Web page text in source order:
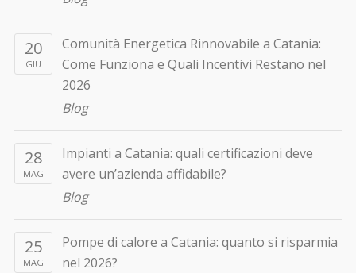
20
GIU
Comunità Energetica Rinnovabile a Catania:
Come Funziona e Quali Incentivi Restano nel
2026
Blog
28
MAG
Impianti a Catania: quali certificazioni deve
avere un’azienda affidabile?
Blog
25
MAG
Pompe di calore a Catania: quanto si risparmia
nel 2026?